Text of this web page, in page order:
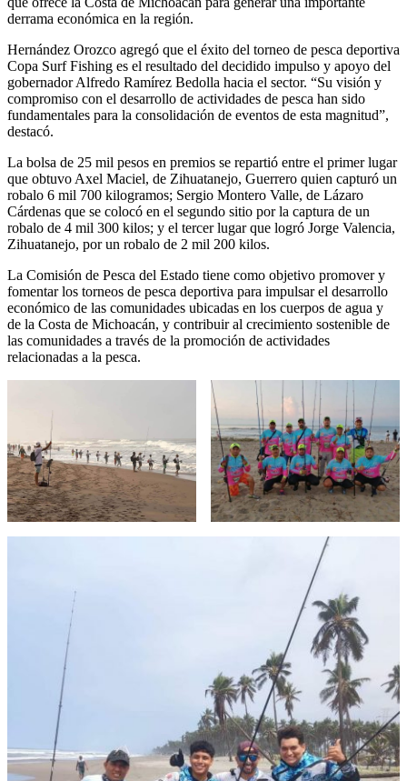
derrama económica en la región.
Hernández Orozco agregó que el éxito del torneo de pesca deportiva
Copa Surf Fishing es el resultado del decidido impulso y apoyo del
gobernador Alfredo Ramírez Bedolla hacia el sector. “Su visión y
compromiso con el desarrollo de actividades de pesca han sido
fundamentales para la consolidación de eventos de esta magnitud”,
destacó.
La bolsa de 25 mil pesos en premios se repartió entre el primer lugar
que obtuvo Axel Maciel, de Zihuatanejo, Guerrero quien capturó un
robalo 6 mil 700 kilogramos; Sergio Montero Valle, de Lázaro
Cárdenas que se colocó en el segundo sitio por la captura de un
robalo de 4 mil 300 kilos; y el tercer lugar que logró Jorge Valencia,
Zihuatanejo, por un robalo de 2 mil 200 kilos.
La Comisión de Pesca del Estado tiene como objetivo promover y
fomentar los torneos de pesca deportiva para impulsar el desarrollo
económico de las comunidades ubicadas en los cuerpos de agua y
de la Costa de Michoacán, y contribuir al crecimiento sostenible de
las comunidades a través de la promoción de actividades
relacionadas a la pesca.